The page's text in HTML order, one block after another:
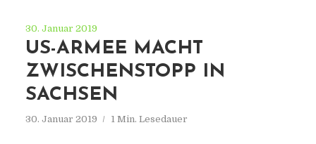
30. Januar 2019
US-ARMEE MACHT
ZWISCHENSTOPP IN
SACHSEN
30. Januar 2019 1 Min. Lesedauer